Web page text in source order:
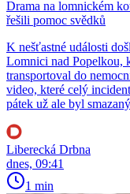
Drama na lomnickém
řešili pomoc svědků
K nešťastné události
Lomnici nad Popelkou,
transportoval do
video, které celý
pátek už ale byl
Liberecká Drbna
dnes, 09:41
1 min